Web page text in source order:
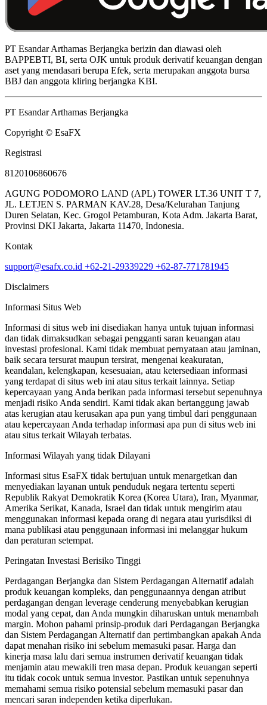
PT Esandar Arthamas Berjangka berizin dan diawasi oleh
BAPPEBTI, BI, serta OJK untuk produk derivatif keuangan dengan
aset yang mendasari berupa Efek, serta merupakan anggota bursa
BBJ dan anggota kliring berjangka KBI.
PT Esandar Arthamas Berjangka
Copyright © EsaFX
Registrasi
8120106860676
AGUNG PODOMORO LAND (APL) TOWER LT.36 UNIT T 7,
JL. LETJEN S. PARMAN KAV.28, Desa/Kelurahan Tanjung
Duren Selatan, Kec. Grogol Petamburan, Kota Adm. Jakarta Barat,
Provinsi DKI Jakarta, Jakarta 11470, Indonesia.
Kontak
support@esafx.co.id +62-21-29339229 +62-87-771781945
Disclaimers
Informasi Situs Web
Informasi di situs web ini disediakan hanya untuk tujuan informasi
dan tidak dimaksudkan sebagai pengganti saran keuangan atau
investasi profesional. Kami tidak membuat pernyataan atau jaminan,
baik secara tersurat maupun tersirat, mengenai keakuratan,
keandalan, kelengkapan, kesesuaian, atau ketersediaan informasi
yang terdapat di situs web ini atau situs terkait lainnya. Setiap
kepercayaan yang Anda berikan pada informasi tersebut sepenuhnya
menjadi risiko Anda sendiri. Kami tidak akan bertanggung jawab
atas kerugian atau kerusakan apa pun yang timbul dari penggunaan
atau kepercayaan Anda terhadap informasi apa pun di situs web ini
atau situs terkait Wilayah terbatas.
Informasi Wilayah yang tidak Dilayani
Informasi situs EsaFX tidak bertujuan untuk menargetkan dan
menyediakan layanan untuk penduduk negara tertentu seperti
Republik Rakyat Demokratik Korea (Korea Utara), Iran, Myanmar,
Amerika Serikat, Kanada, Israel dan tidak untuk mengirim atau
menggunakan informasi kepada orang di negara atau yurisdiksi di
mana publikasi atau penggunaan informasi ini melanggar hukum
dan peraturan setempat.
Peringatan Investasi Berisiko Tinggi
Perdagangan Berjangka dan Sistem Perdagangan Alternatif adalah
produk keuangan kompleks, dan penggunaannya dengan atribut
perdagangan dengan leverage cenderung menyebabkan kerugian
modal yang cepat, dan Anda mungkin diharuskan untuk menambah
margin. Mohon pahami prinsip-produk dari Perdagangan Berjangka
dan Sistem Perdagangan Alternatif dan pertimbangkan apakah Anda
dapat menahan risiko ini sebelum memasuki pasar. Harga dan
kinerja masa lalu dari semua instrumen derivatif keuangan tidak
menjamin atau mewakili tren masa depan. Produk keuangan seperti
itu tidak cocok untuk semua investor. Pastikan untuk sepenuhnya
memahami semua risiko potensial sebelum memasuki pasar dan
mencari saran independen ketika diperlukan.